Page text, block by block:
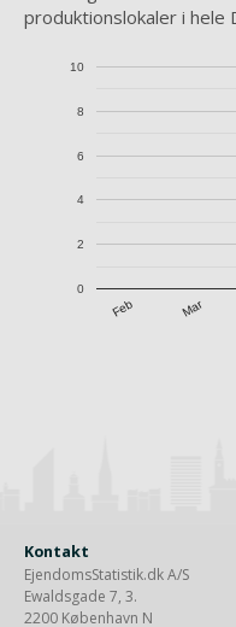
produktionslokaler i hele
Feb Mar
0
2
4
6
8
10
Kontakt
EjendomsStatistik.dk A/S
Ewaldsgade 7, 3.
2200 København N